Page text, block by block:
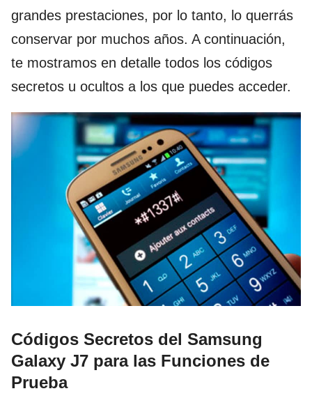
grandes prestaciones, por lo tanto, lo querrás
conservar por muchos años. A continuación,
te mostramos en detalle todos los códigos
secretos u ocultos a los que puedes acceder.
Códigos Secretos del Samsung
Galaxy J7 para las Funciones de
Prueba